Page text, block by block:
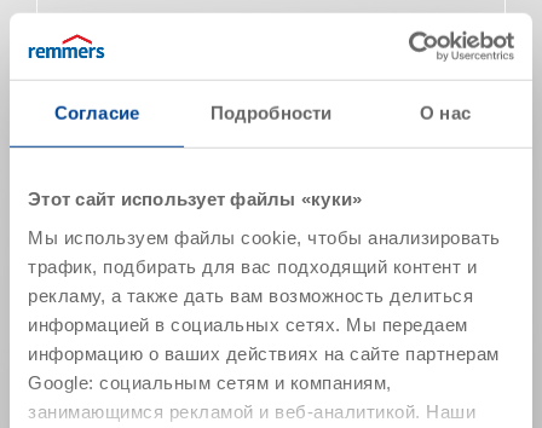
Согласие Подробности О нас
Этот сайт использует файлы «куки»
Мы используем файлы cookie, чтобы анализировать
трафик, подбирать для вас подходящий контент и
рекламу, а также дать вам возможность делиться
информацией в социальных сетях. Мы передаем
информацию о ваших действиях на сайте партнерам
Google: социальным сетям и компаниям,
занимающимся рекламой и веб-аналитикой. Наши
(нейтральный)
Время стекания (сек.) в
вискозиметре (20° C, DIN 4)
~ 11
Основа действующего
вещества
силан/силоксан/
воск
Содержание действующего
вещества (масс.-%)